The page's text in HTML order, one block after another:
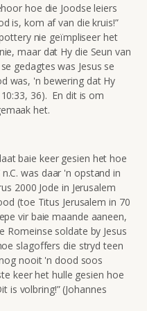
hoe die Joodse leiers
is, kom af van die kruis!”
nie geïmpliseer het
maar dat Hy die Seun van
gedagtes was Jesus se
was, 'n bewering dat Hy
36). En dit is om
het.
baie keer gesien het hoe
was daar 'n opstand in
2000 Jode in Jerusalem
(toe Titus Jerusalem in 70
vir baie maande aaneen,
Romeinse soldate by Jesus
slagoffers die stryd teen
nooit 'n dood soos
keer het hulle gesien hoe
is volbring!” (Johannes